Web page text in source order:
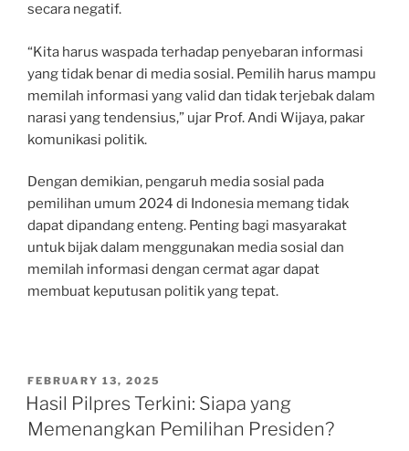
secara negatif.
“Kita harus waspada terhadap penyebaran informasi
yang tidak benar di media sosial. Pemilih harus mampu
memilah informasi yang valid dan tidak terjebak dalam
narasi yang tendensius,” ujar Prof. Andi Wijaya, pakar
komunikasi politik.
Dengan demikian, pengaruh media sosial pada
pemilihan umum 2024 di Indonesia memang tidak
dapat dipandang enteng. Penting bagi masyarakat
untuk bijak dalam menggunakan media sosial dan
memilah informasi dengan cermat agar dapat
membuat keputusan politik yang tepat.
POSTED
ON
FEBRUARY 13, 2025
Hasil Pilpres Terkini: Siapa yang
Memenangkan Pemilihan Presiden?